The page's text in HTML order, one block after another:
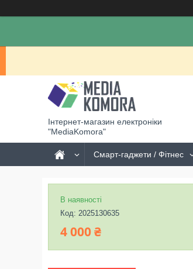
Інтернет-магазин електроніки
"MediaKomora"
Смарт-гаджети / Фітнес
В наявності
Код: 2025130635
4 000 ₴